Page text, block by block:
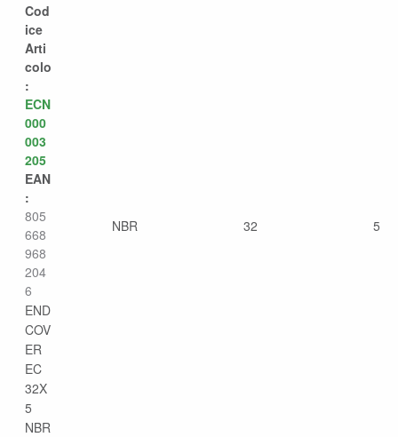
Cod
ice
Arti
colo
:
ECN
000
003
205
EAN
:
805
668
968
204
6
END
COV
ER
EC
32X
5
NBR
NBR 32 5